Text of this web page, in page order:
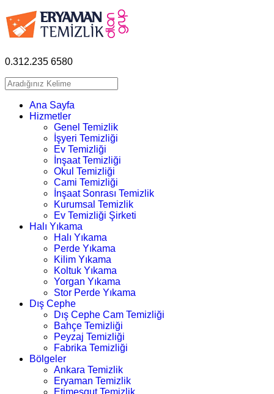
0.312.235 6580
Ana Sayfa
Hizmetler
Genel Temizlik
İşyeri Temizliği
Ev Temizliği
İnşaat Temizliği
Okul Temizliği
Cami Temizliği
İnşaat Sonrası Temizlik
Kurumsal Temizlik
Ev Temizliği Şirketi
Halı Yıkama
Halı Yıkama
Perde Yıkama
Kilim Yıkama
Koltuk Yıkama
Yorgan Yıkama
Stor Perde Yıkama
Dış Cephe
Dış Cephe Cam Temizliği
Bahçe Temizliği
Peyzaj Temizliği
Fabrika Temizliği
Bölgeler
Ankara Temizlik
Eryaman Temizlik
Etimesgut Temizlik